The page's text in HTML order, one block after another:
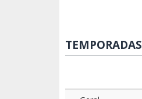
TEMPORADAS